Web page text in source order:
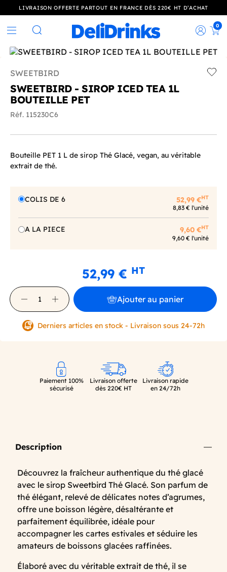
LIVRAISON OFFERTE PARTOUT EN FRANCE DÈS 220€ HT D’ACHAT
Rechercher
0
SWEETBIRD
SWEETBIRD - SIROP ICED TEA 1L
BOUTEILLE PET
Réf. 115230C6
Bouteille PET 1 L de sirop Thé Glacé, vegan, au véritable
extrait de thé.
COLIS DE 6 52,99 €HT
8,83 € l'unité
A LA PIECE 9,60 €HT
9,60 € l'unité
52,99 € HT
Ajouter au panier
Derniers articles en stock - Livraison sous 24-72h
Paiement 100%
sécurisé
Livraison offerte
dès 220€ HT
Livraison rapide
en 24/72h
Description
Découvrez la fraîcheur authentique du thé glacé
avec le sirop Sweetbird Thé Glacé. Son parfum de
thé élégant, relevé de délicates notes d’agrumes,
offre une boisson légère, désaltérante et
parfaitement équilibrée, idéale pour
accompagner les cartes estivales et séduire les
amateurs de boissons glacées raffinées.
Élaboré avec du véritable extrait de thé, il se